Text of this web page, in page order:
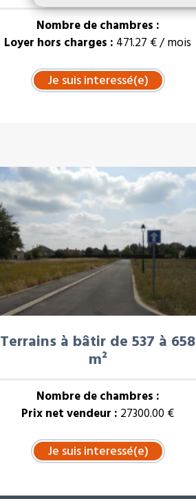
Nombre de chambres :
Loyer hors charges : 471.27 € / mois
Terrains à bâtir de 537 à 658
m²
Nombre de chambres :
Prix net vendeur : 27300.00 €